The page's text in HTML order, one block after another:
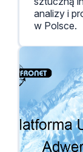
analizy i
w Polsce.